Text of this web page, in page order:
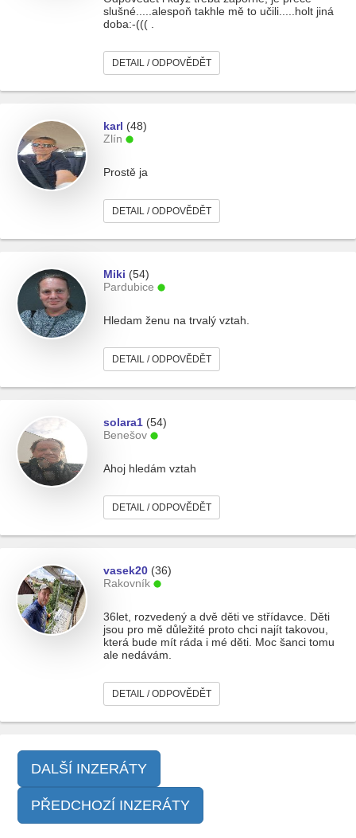
slušné.....alespoň takhle mě to učili.....holt jiná
doba:-((( .
DETAIL / ODPOVĚDĚT
karl (48)
Zlín
Prostě ja
DETAIL / ODPOVĚDĚT
Miki (54)
Pardubice
Hledam ženu na trvalý vztah.
DETAIL / ODPOVĚDĚT
solara1 (54)
Benešov
Ahoj hledám vztah
DETAIL / ODPOVĚDĚT
vasek20 (36)
Rakovník
36let, rozvedený a dvě děti ve střídavce. Děti
jsou pro mě důležité proto chci najít takovou,
která bude mít ráda i mé děti. Moc šanci tomu
ale nedávám.
DETAIL / ODPOVĚDĚT
DALŠÍ INZERÁTY
PŘEDCHOZÍ INZERÁTY